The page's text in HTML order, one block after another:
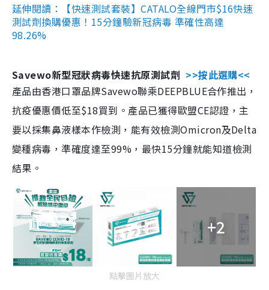
延伸閱讀：【快速測試套裝】CATALO全線門市$16快速
測試劑換購優惠！15分鐘驗新冠病毒 準確性高達
98.26%
Savewo新型冠狀病毒快速抗原測試劑 >>按此選購<<
產品由香港口罩品牌Savewo聯乘DEEPBLUE合作推出，
抗疫優惠價低至$18買到。產品已獲得歐盟CE認證，主
要以採集鼻液樣本作檢測，能有效檢測Omicron及Delta
變種病毒，準確度達至99%，最快15分鐘就能知道檢測
結果。
+2
點擊圖片放大